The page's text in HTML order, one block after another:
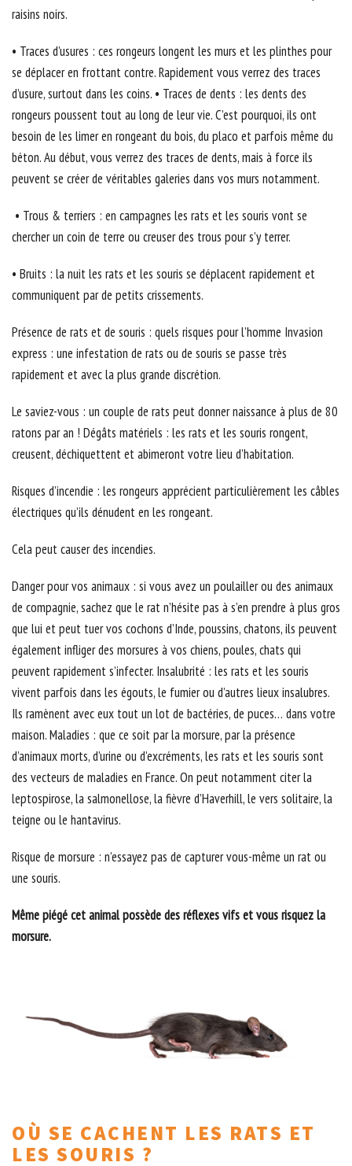
raisins noirs.
• Traces d’usures : ces rongeurs longent les murs et les plinthes pour
se déplacer en frottant contre. Rapidement vous verrez des traces
d’usure, surtout dans les coins. • Traces de dents : les dents des
rongeurs poussent tout au long de leur vie. C’est pourquoi, ils ont
besoin de les limer en rongeant du bois, du placo et parfois même du
béton. Au début, vous verrez des traces de dents, mais à force ils
peuvent se créer de véritables galeries dans vos murs notamment.
• Trous & terriers : en campagnes les rats et les souris vont se
chercher un coin de terre ou creuser des trous pour s’y terrer.
• Bruits : la nuit les rats et les souris se déplacent rapidement et
communiquent par de petits crissements.
Présence de rats et de souris : quels risques pour l’homme Invasion
express : une infestation de rats ou de souris se passe très
rapidement et avec la plus grande discrétion.
Le saviez-vous : un couple de rats peut donner naissance à plus de 80
ratons par an ! Dégâts matériels : les rats et les souris rongent,
creusent, déchiquettent et abimeront votre lieu d’habitation.
Risques d’incendie : les rongeurs apprécient particulièrement les câbles
électriques qu’ils dénudent en les rongeant.
Cela peut causer des incendies.
Danger pour vos animaux : si vous avez un poulailler ou des animaux
de compagnie, sachez que le rat n’hésite pas à s’en prendre à plus gros
que lui et peut tuer vos cochons d’Inde, poussins, chatons, ils peuvent
également infliger des morsures à vos chiens, poules, chats qui
peuvent rapidement s’infecter. Insalubrité : les rats et les souris
vivent parfois dans les égouts, le fumier ou d’autres lieux insalubres.
Ils ramènent avec eux tout un lot de bactéries, de puces… dans votre
maison. Maladies : que ce soit par la morsure, par la présence
d’animaux morts, d’urine ou d’excréments, les rats et les souris sont
des vecteurs de maladies en France. On peut notamment citer la
leptospirose, la salmonellose, la fièvre d’Haverhill, le vers solitaire, la
teigne ou le hantavirus.
Risque de morsure : n’essayez pas de capturer vous-même un rat ou
une souris.
Même piégé cet animal possède des réflexes vifs et vous risquez la
morsure.
OÙ SE CACHENT LES RATS ET
LES SOURIS ?